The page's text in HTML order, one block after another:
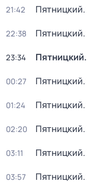
21:42 Пятницкий
22:38 Пятницкий
23:34 Пятницкий
00:27 Пятницкий
01:24 Пятницкий
02:20 Пятницкий
03:11 Пятницкий
03:57 Пятницкий